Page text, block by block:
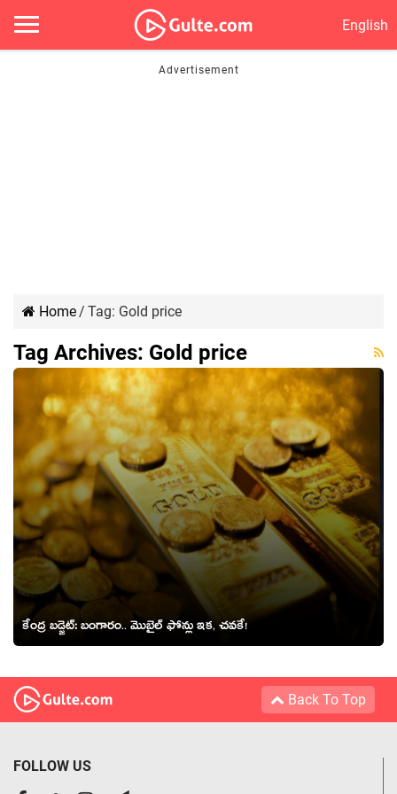
English
Home/ Tag: Gold price
Tag Archives: Gold price
కేంద్ర బ‌డ్జెట్‌: బంగారం.. మొబైల్ ఫోన్లు ఇక, చ‌వ‌కే!
Back To Top
FOLLOW US